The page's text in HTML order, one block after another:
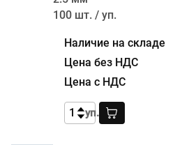
100 шт. / уп.
уп.